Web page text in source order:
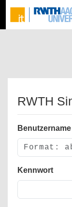
RWTH
Benutzername
Kennwort